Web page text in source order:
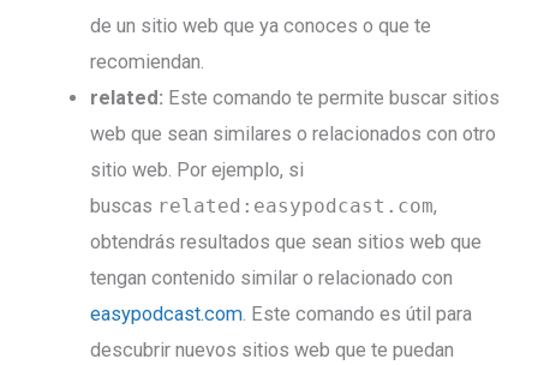
de un sitio web que ya conoces o que te
recomiendan.
related: Este comando te permite buscar sitios
web que sean similares o relacionados con otro
sitio web. Por ejemplo, si
buscas related:easypodcast.com,
obtendrás resultados que sean sitios web que
tengan contenido similar o relacionado con
easypodcast.com. Este comando es útil para
descubrir nuevos sitios web que te puedan